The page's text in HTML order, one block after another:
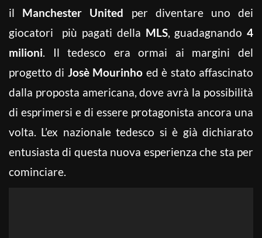
il Manchester United per diventare uno dei
giocatori più pagati della MLS, guadagnando4
milioni. Il tedesco era ormai ai margini del
progetto di Josè Mourinho ed è stato affascinato
dalla proposta americana, dove avrà la possibilità
di esprimersi e di essere protagonista ancora una
volta. L’ex nazionale tedesco si è già dichiarato
entusiasta di questa nuova esperienza che sta per
cominciare.